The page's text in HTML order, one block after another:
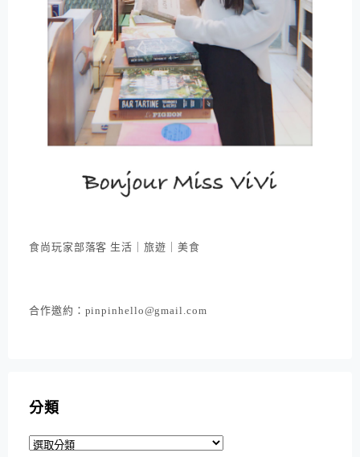
食尚玩家部落客 生活｜旅遊｜美食
合作邀約：pinpinhello@gmail.com
分類
分